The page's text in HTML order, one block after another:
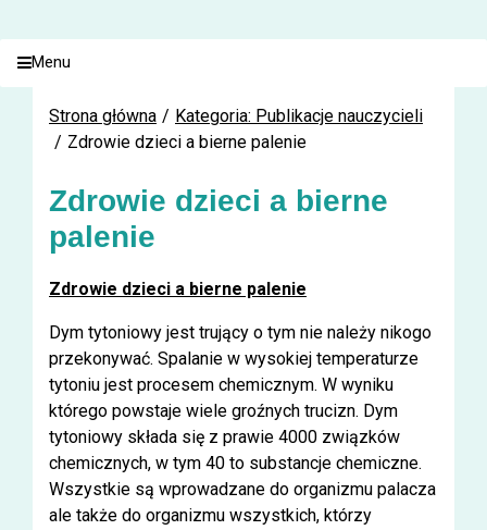
Menu
Strona główna
Kategoria: Publikacje nauczycieli
Zdrowie dzieci a bierne palenie
Zdrowie dzieci a bierne
palenie
Zdrowie dzieci a bierne palenie
Dym tytoniowy jest trujący o tym nie należy nikogo
przekonywać. Spalanie w wysokiej temperaturze
tytoniu jest procesem chemicznym. W wyniku
którego powstaje wiele groźnych trucizn. Dym
tytoniowy składa się z prawie 4000 związków
chemicznych, w tym 40 to substancje chemiczne.
Wszystkie są wprowadzane do organizmu palacza
ale także do organizmu wszystkich, którzy